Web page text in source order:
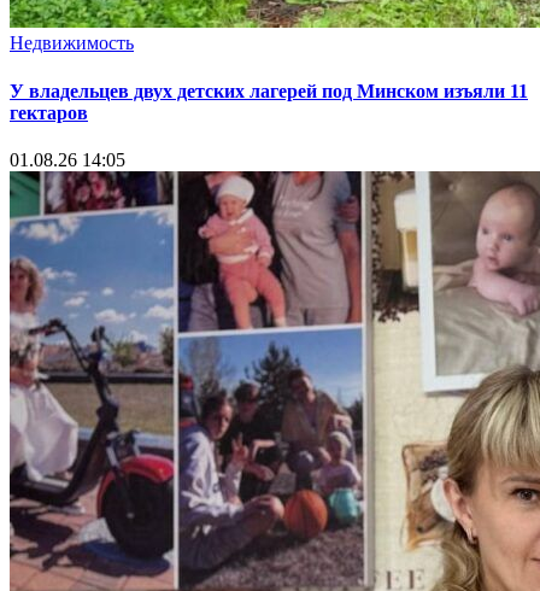
Недвижимость
У владельцев двух детских лагерей под Минском изъяли 11
гектаров
01.08.26 14:05